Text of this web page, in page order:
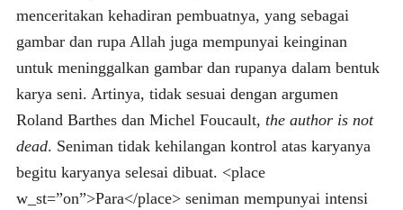
menceritakan kehadiran pembuatnya, yang sebagai
gambar dan rupa Allah juga mempunyai keinginan
untuk meninggalkan gambar dan rupanya dalam bentuk
karya seni. Artinya, tidak sesuai dengan argumen
Roland Barthes dan Michel Foucault, the author is not
dead. Seniman tidak kehilangan kontrol atas karyanya
begitu karyanya selesai dibuat. <place
w_st=”on”>Para</place> seniman mempunyai intensi